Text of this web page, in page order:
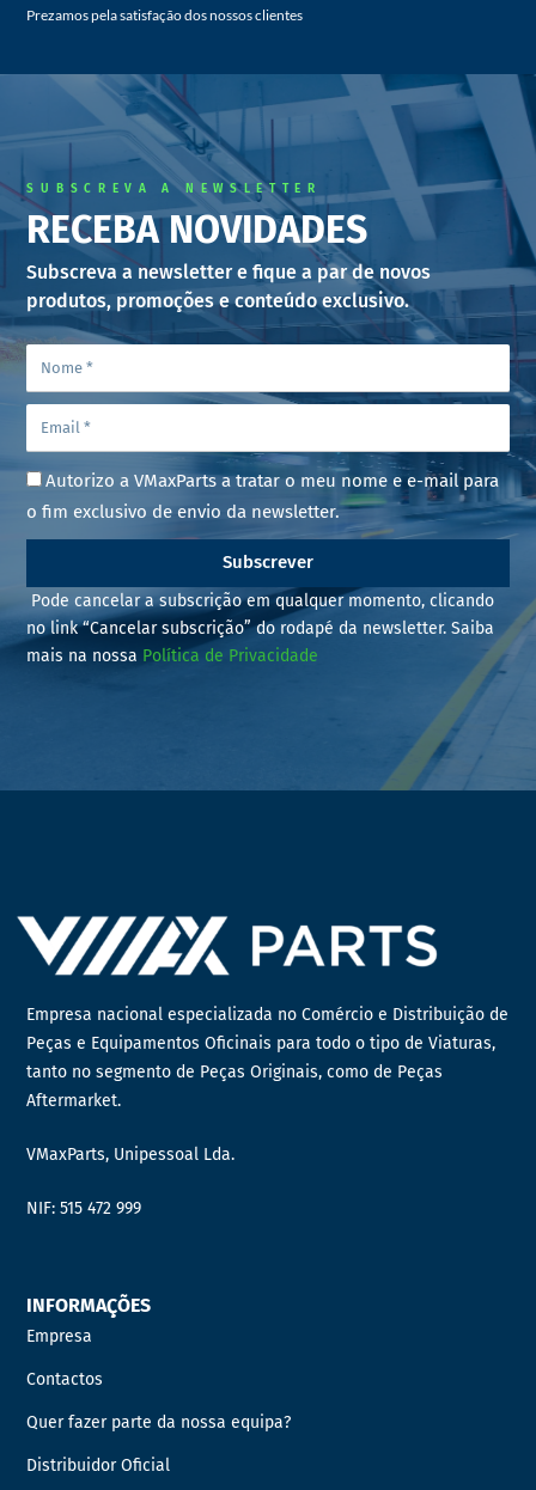
Prezamos pela satisfação dos nossos clientes
SUBSCREVA A NEWSLETTER
RECEBA NOVIDADES
Subscreva a newsletter e fique a par de novos
produtos, promoções e conteúdo exclusivo.
Autorizo a VMaxParts a tratar o meu nome e e-mail para
o fim exclusivo de envio da newsletter.
Subscrever
Pode cancelar a subscrição em qualquer momento, clicando
no link “Cancelar subscrição” do rodapé da newsletter. Saiba
mais na nossa Política de Privacidade
Empresa nacional especializada no Comércio e Distribuição de
Peças e Equipamentos Oficinais para todo o tipo de Viaturas,
tanto no segmento de Peças Originais, como de Peças
Aftermarket.
VMaxParts, Unipessoal Lda.
NIF: 515 472 999
INFORMAÇÕES
Empresa
Contactos
Quer fazer parte da nossa equipa?
Distribuidor Oficial